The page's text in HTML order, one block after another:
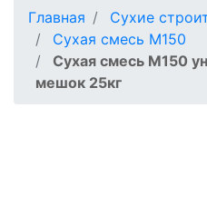
Главная
Сухие
Сухая смесь М150
Сухая смесь М150
мешок 25кг